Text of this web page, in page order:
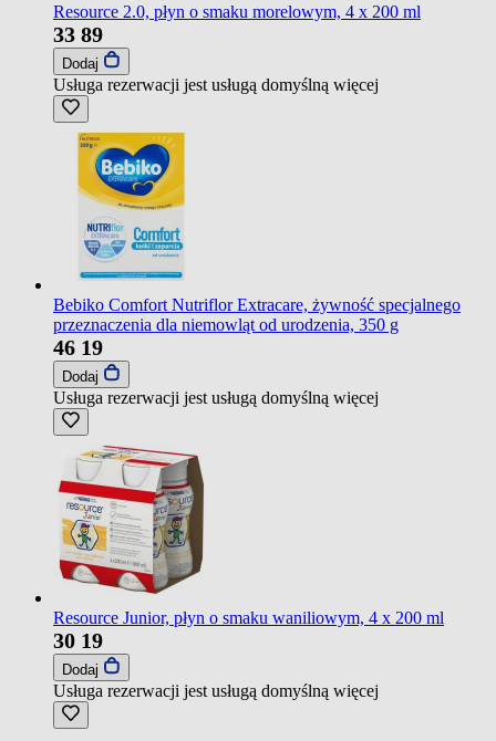
Resource 2.0, płyn o smaku morelowym, 4 x 200 ml
33 89
Dodaj
Usługa rezerwacji jest usługą domyślną więcej
Bebiko Comfort Nutriflor Extracare, żywność specjalnego
przeznaczenia dla niemowląt od urodzenia, 350 g
46 19
Dodaj
Usługa rezerwacji jest usługą domyślną więcej
Resource Junior, płyn o smaku waniliowym, 4 x 200 ml
30 19
Dodaj
Usługa rezerwacji jest usługą domyślną więcej